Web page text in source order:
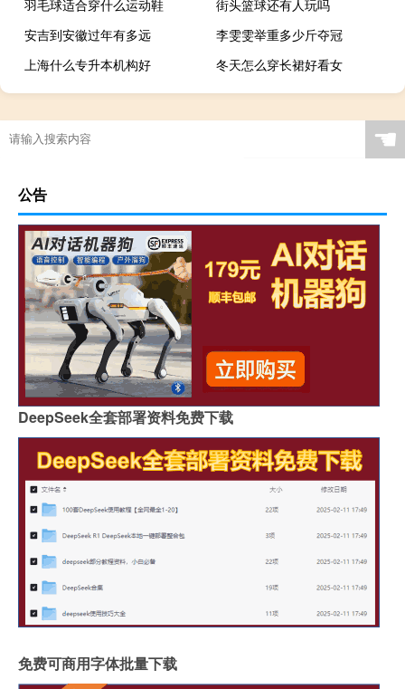
羽毛球适合穿什么运动鞋
街头篮球还有人玩吗
安吉到安徽过年有多远
李雯雯举重多少斤夺冠
上海什么专升本机构好
冬天怎么穿长裙好看女
☚
公告
DeepSeek全套部署资料免费下载
免费可商用字体批量下载